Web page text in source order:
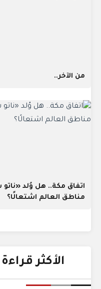
من الآخر..
اتفاق مكة.. هل وُلد
مناطق العالم اشتعالًا؟
الأكثر قراءة